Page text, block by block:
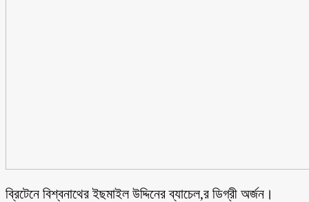
ব্রিটেনে বিশ্বনাথের ইছমাইল উদ্দিনের ব্যাচেল,র ডিগ্রী অর্জন।